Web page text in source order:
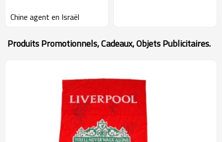
Chine agent en Israël
Produits Promotionnels, Cadeaux, Objets Publicitaires.